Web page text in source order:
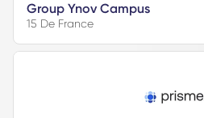
Group Ynov Campus
15 De France